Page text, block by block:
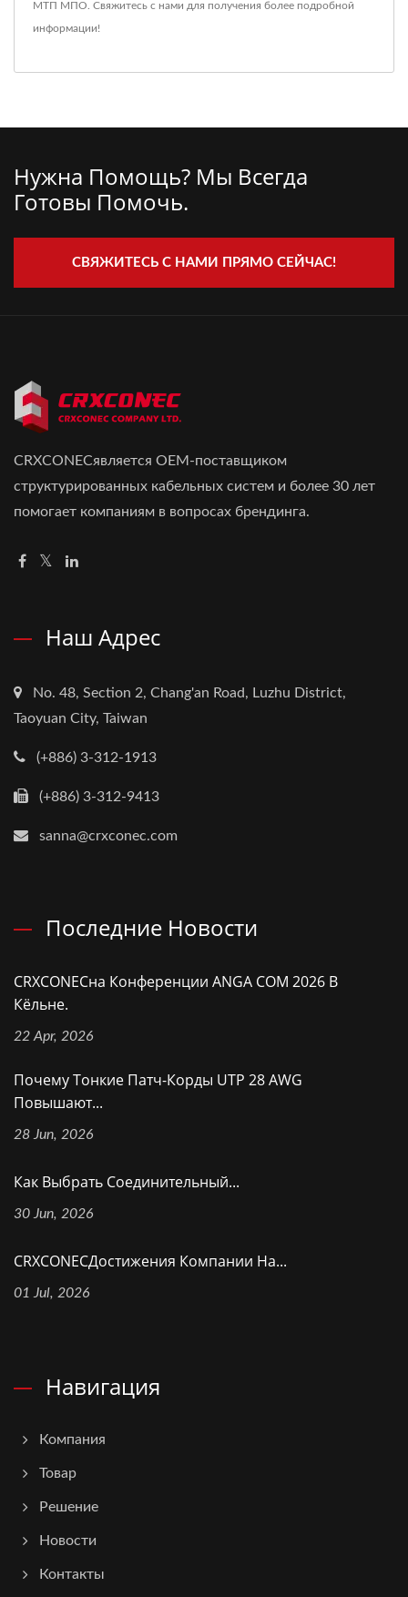
МТП МПО Свяжитесь с нами для получения более подробной
информации!
Нужна Помощь? Мы Всегда
Готовы Помочь.
СВЯЖИТЕСЬ С НАМИ ПРЯМО СЕЙЧАС!
CRXCONECявляется OEM-поставщиком
структурированных кабельных систем и более 30 лет
помогает компаниям в вопросах брендинга.
Наш Адрес
No. 48, Section 2, Chang'an Road, Luzhu District,
Taoyuan City, Taiwan
(+886) 3-312-1913
(+886) 3-312-9413
sanna@crxconec.com
Последние Новости
CRXCONECна Конференции ANGA COM 2026 В
Кёльне.
22 Apr, 2026
Почему Тонкие Патч-Корды UTP 28 AWG
Повышают...
28 Jun, 2026
Как Выбрать Соединительный...
30 Jun, 2026
CRXCONECДостижения Компании На...
01 Jul, 2026
Навигация
Компания
Товар
Решение
Новости
Контакты